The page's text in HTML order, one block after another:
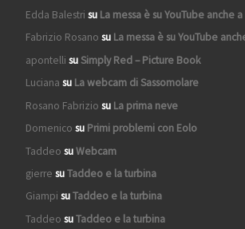
Edda Balestri su La messa è su YouTube anche
Fabrizio Rosano su La messa è su YouTube
apontelli suSimply Red – Picture Book
Luciana su La webcam di Sassomolare
Rosano Fabrizio su La prima neve
Domenico su Primi problemi con Eolo
Taddeo suWebcam
gierre suTaddeo e la turbina
Giampi suTaddeo e la turbina
Taddeo suTaddeo e la turbina